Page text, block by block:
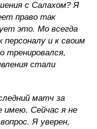
с Салахом? Я
право так
это. Мо всегда
и к своим
тренировался,
стали
матч за
имею. Сейчас я не
Я уверен,